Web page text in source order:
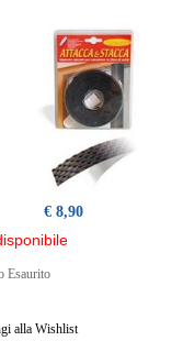
€ 8,90
Esaurito
alla Wishlist